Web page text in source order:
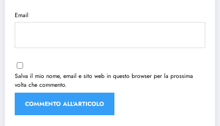
Email
Salva il mio nome, email e sito web in questo browser per la prossima
volta che commento.